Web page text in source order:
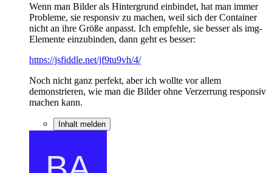
Wenn man Bilder als Hintergrund einbindet, hat man immer
Probleme, sie responsiv zu machen, weil sich der Container
nicht an ihre Größe anpasst. Ich empfehle, sie besser als img-
Elemente einzubinden, dann geht es besser:
https://jsfiddle.net/jf9tu9vh/4/
Noch nicht ganz perfekt, aber ich wollte vor allem
demonstrieren, wie man die Bilder ohne Verzerrung responsiv
machen kann.
Inhalt melden